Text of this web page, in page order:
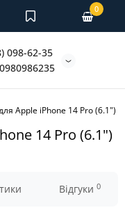
098-62-35
0
Apple iPhone 14 Pro (6.1")
14 Pro (6.1")
Відгуки 0